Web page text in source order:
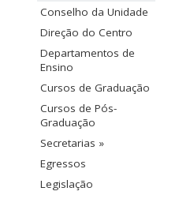
Conselho da Unidade
Direção do Centro
Departamentos de
Ensino
Cursos de Graduação
Cursos de Pós-
Graduação
Secretarias »
Egressos
Legislação